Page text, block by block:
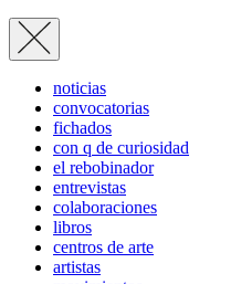
noticias
convocatorias
fichados
con q de curiosidad
el rebobinador
entrevistas
colaboraciones
libros
centros de arte
artistas